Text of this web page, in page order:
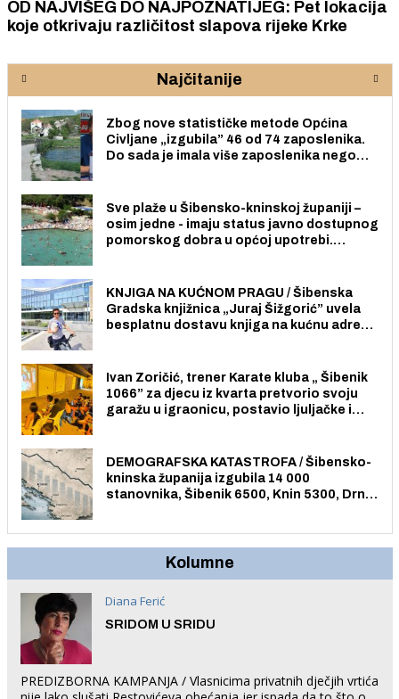
OD NAJVIŠEG DO NAJPOZNATIJEG: Pet lokacija
koje otkrivaju različitost slapova rijeke Krke
Najčitanije
Zbog nove statističke metode Općina
Civljane „izgubila” 46 od 74 zaposlenika.
Do sada je imala više zaposlenika nego
Sve plaže u Šibensko-kninskoj županiji –
osim jedne - imaju status javno dostupnog
pomorskog dobra u općoj upotrebi.
KNJIGA NA KUĆNOM PRAGU / Šibenska
Gradska knjižnica „Juraj Šižgorić” uvela
besplatnu dostavu knjiga na kućnu adresu
Ivan Zoričić, trener Karate kluba „ Šibenik
1066” za djecu iz kvarta pretvorio svoju
garažu u igraonicu, postavio ljuljačke i
DEMOGRAFSKA KATASTROFA / Šibensko-
kninska županija izgubila 14 000
stanovnika, Šibenik 6500, Knin 5300, Drniš
Kolumne
Diana Ferić
SRIDOM U SRIDU
PREDIZBORNA KAMPANJA / Vlasnicima privatnih dječjih vrtića